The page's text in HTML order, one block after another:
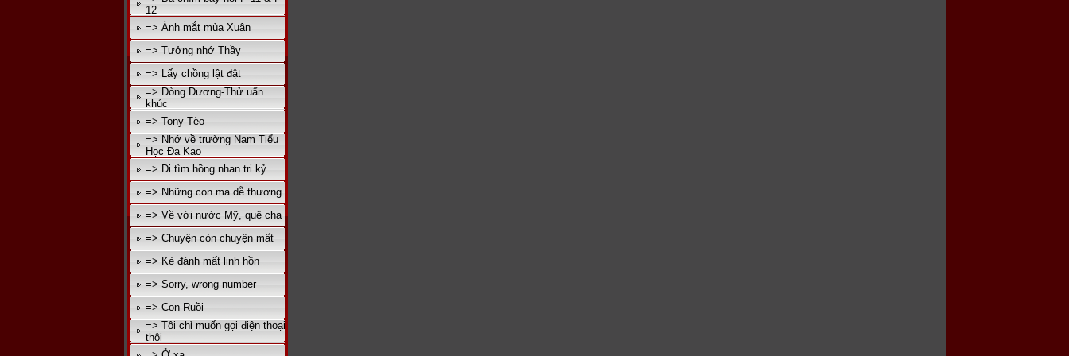
12
=> Ánh mắt mùa Xuân
=> Tưởng nhớ Thầy
=> Lấy chồng lật đật
=> Dòng Dương-Thử uẩn
khúc
=> Tony Tèo
=> Nhớ về trường Nam Tiểu
Học Đa Kao
=> Đi tìm hồng nhan tri kỷ
=> Những con ma dễ thương
=> Về với nước Mỹ, quê cha
=> Chuyện còn chuyện mất
=> Kẻ đánh mất linh hồn
=> Sorry, wrong number
=> Con Ruồi
=> Tôi chỉ muốn gọi điện thoại
thôi